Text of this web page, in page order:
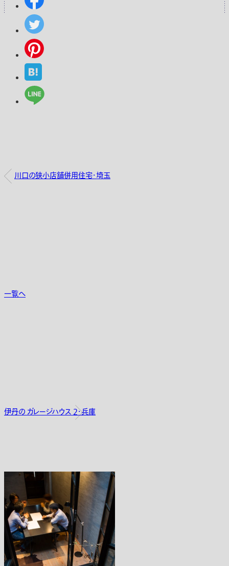
川口の狭小店舗併用住宅・埼玉
一覧へ
伊丹の ガレージハウス 2・兵庫